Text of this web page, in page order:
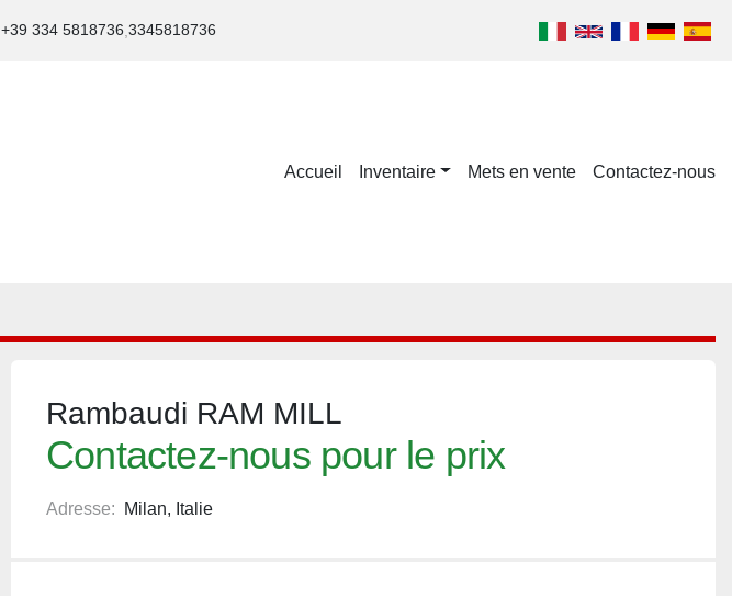
+39 334 5818736 3345818736
Accueil Inventaire Mets en vente Contactez-nous
Rambaudi RAM MILL
Contactez-nous pour le prix
Adresse: Milan, Italie